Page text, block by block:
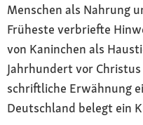
Menschen als Nahrung
Früheste verbriefte
von Kaninchen als
Jahrhundert vor
schriftliche Erwähnung
Deutschland belegt ein